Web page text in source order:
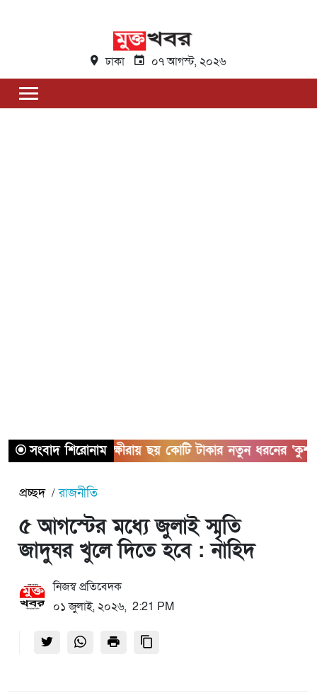
ঢাকা ০৭ আগস্ট, ২০২৬
সংবাদ শিরোনাম
সাতক্ষীরায় ছয় কোটি টাকার নতুন ধরনের ‘কুশ’
প্রচ্ছদ রাজনীতি
৫ আগস্টের মধ্যে জুলাই স্মৃতি
জাদুঘর খুলে দিতে হবে : নাহিদ
নিজস্ব প্রতিবেদক
০১ জুলাই, ২০২৬, 2:21 PM